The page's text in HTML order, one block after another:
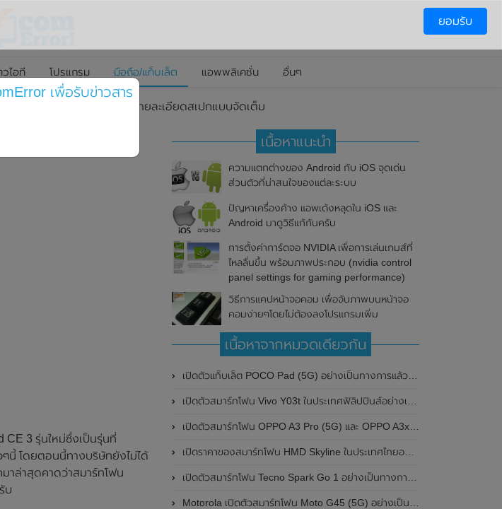
วไอที โปรแกรม มือถือ/แท็บเล็ต แอพพลิเคชั่น อื่นๆ
Nord CE 3 พร้อมเผยรายละเอียดสเปกแบบจัดเต็ม
3 พร้อมเผยราย
CE 3 รุ่นใหม่ซึ่งเป็นรุ่นที่
ๆนี้ โดยตอนนี้ทางบริษัทยังไม่ได้
าล่าสุดคาดว่าสมาร์ทโฟน
บ
เนื้อหาแนะนำ
ความแตกต่างของ Android กับ iOS จุดเด่น
ส่วนตัวที่น่าสนใจของแต่ละระบบ
ปัญหาเครื่องค้าง แอพเด้งหลุดใน iOS และ
Android มาดูวิธีแก้กันครับ
การตั้งค่าการ์ดจอ NVIDIA เพื่อการเล่นเกมส์ที่
ไหลลื่นขึ้น พร้อมภาพประกอบ (nvidia control
panel settings for gaming performance)
วิธีการแคปหน้าจอคอม เพื่อจับภาพบนหน้าจอ
คอมง่ายๆโดยไม่ต้องลงโปรแกรมเพิ่ม
เนื้อหาจากหมวดเดียวกัน
เปิดตัวแท็บเล็ต POCO Pad (5G) อย่างเป็นทางการแล้วในประเทศอินเดีย มาพร้อมชิปเซ็ต Snapdragon 7s Gen 2 ของ Qualcomm และรองรับเครือข่าย 5G
เปิดตัวสมาร์ทโฟน Vivo Y03t ในประเทศฟิลิปปินส์อย่างเป็นทางการแล้ว มาพร้อมชิปเซ็ต Unisoc T612 , กล้องหลัง ความละเอียด 13MP , แบตเตอรี่ 5,000mAh และหน้าจอแสดงผล LCD / 90Hz
เปิดตัวสมาร์ทโฟน OPPO A3 Pro (5G) และ OPPO A3x ในประเทศไทยอย่างเป็นทางการแล้ว ในราคาเริ่มต้นเพียง 3,999 บาท
เปิดราคาของสมาร์ทโฟน HMD Skyline ในประเทศไทยอย่างเป็นทางการแล้ว ราคา 14,990 บาท
เปิดตัวสมาร์ทโฟน Tecno Spark Go 1 อย่างเป็นทางการแล้ว มาพร้อมหน้าจอแสดงผล LCD / 120Hz , แบตเตอรี่ 5,000mAh และใช้ชิปเซ็ต Unisoc
Motorola เปิดตัวสมาร์ทโฟน Moto G45 (5G) อย่างเป็นทางการแล้วในอินเดีย
ยอมรับ
เพื่อรับข่าวสาร